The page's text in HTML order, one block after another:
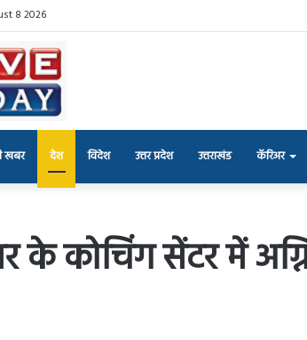
8 2026
खबर देश विदेश उत्तर प्रदेश उत्तराखंड कॅरिअर
के कोचिंग सेंटर में